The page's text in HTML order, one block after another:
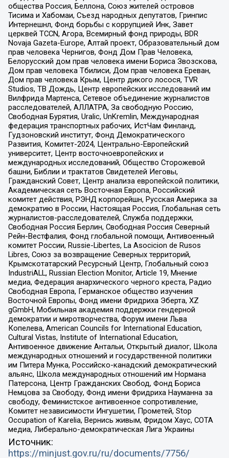
общества Россия, Беллона, Союз жителей островов
Тисима и Хабомаи, Съезд народных депутатов, Гринпис
Интернешнл, Фонд борьбы с коррупцией Инк, Завет
церквей TCCN, Агора, Всемирный фонд природы, BDR
Novaja Gazeta-Europe, Алтай проект, Образовательный дом
прав человека Чернигов, Фонд Дом Прав Человека,
Белорусский дом прав человека имени Бориса Звозскова,
Дом прав человека Тбилиси, Дом прав человека Ереван,
Дом прав человека Крым, Центр дикого лосося, TVR
Studios, ТВ Дождь, Центр европейских исследований им
Вилфрида Мартенса, Сетевое объединение журналистов
расследователей, АЛЛАТРА, За свободную Россию,
Свободная Бурятия, Uralic, UnKremlin, Международная
федерация транспортных рабочих, ИстЧам Финланд,
Гудзоновский институт, Фонд Демократического
Развития, Комитет-2024, Центрально-Европейский
университет, Центр восточноевропейских и
международных исследований, Общество Сторожевой
башни, Библии и трактатов Свидетелей Иеговы,
Гражданский Совет, Центр анализа европейской политики,
Академическая сеть Восточная Европа, Российский
комитет действия, РЭНД корпорейшн, Русская Америка за
демократию в России, Настоящая Россия, Глобальная сеть
журналистов-расследователей, Служба поддержки,
Свободная Россия Берлин, Свободная Россия Северный
Рейн-Вестфалия, Фонд глобальной помощи, Антивоенный
комитет России, Russie-Libertes, La Asocicion de Rusos
Libres, Союз за возвращение Северных территорий,
Крымскотатарский Ресурсный Центр, Глобальный союз
IndustriALL, Russian Election Monitor, Article 19, Мнение
медиа, Федерация анархического черного креста, Радио
Свободная Европа, Германское общество изучения
Восточной Европы, Фонд имени Фридриха Эберта, XZ
gGmbH, Мобильная академия поддержки гендерной
демократии и миротворчества, Форум имени Льва
Копелева, American Councils for International Education,
Cultural Vistas, Institute of International Education,
Антивоенное движение Антальи, Открытый диалог, Школа
международных отношений и государственной политики
им Питера Мунка, Российско-канадский демократический
альянс, Школа международных отношений им Нормана
Патерсона, Центр Гражданских Свобод, Фонд Бориса
Немцова за Свободу, Фонд имени Фридриха Науманна за
свободу, Феминистское антивоенное сопротивление,
Комитет независимости Ингушетии, Прометей, Stop
Occupation of Karelia, Вернись живым, Фридом Хаус, СОТА
медиа, Либерально-демократическая Лига Украины
Источник:
https://minjust.gov.ru/ru/documents/7756/